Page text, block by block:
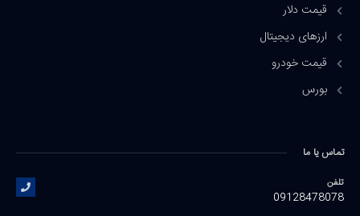
قیمت دلار
ارزهای دیجیتال
قیمت خودرو
بورس
تماس یا ما
تلفن
09128478078